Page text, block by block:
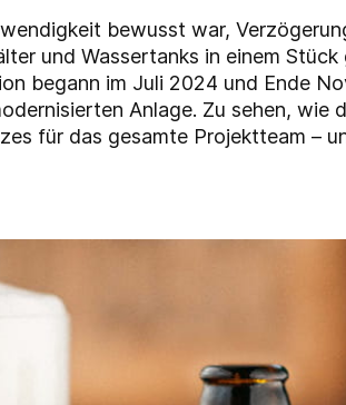
bewusst war,
und Wassertanks in einem
begann im Juli 2024 und Ende
Anlage. Zu sehen,
für das gesamte Projektteam –